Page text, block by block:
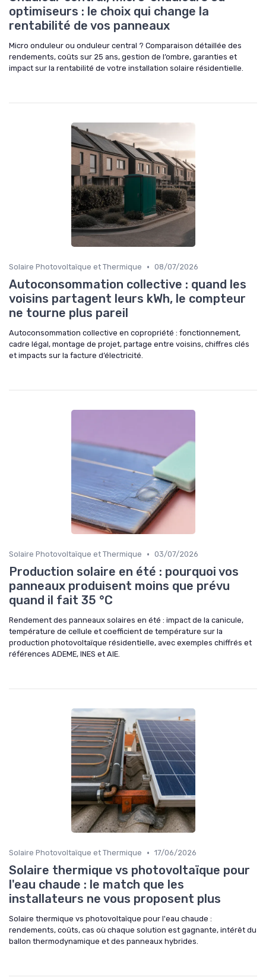
optimiseurs : le choix qui change la
rentabilité de vos panneaux
Micro onduleur ou onduleur central ? Comparaison détaillée des
rendements, coûts sur 25 ans, gestion de l’ombre, garanties et
impact sur la rentabilité de votre installation solaire résidentielle.
Solaire Photovoltaïque et Thermique • 08/07/2026
Autoconsommation collective : quand les
voisins partagent leurs kWh, le compteur
ne tourne plus pareil
Autoconsommation collective en copropriété : fonctionnement,
cadre légal, montage de projet, partage entre voisins, chiffres clés
et impacts sur la facture d’électricité.
Solaire Photovoltaïque et Thermique • 03/07/2026
Production solaire en été : pourquoi vos
panneaux produisent moins que prévu
quand il fait 35 °C
Rendement des panneaux solaires en été : impact de la canicule,
température de cellule et coefficient de température sur la
production photovoltaïque résidentielle, avec exemples chiffrés et
références ADEME, INES et AIE.
Solaire Photovoltaïque et Thermique • 17/06/2026
Solaire thermique vs photovoltaïque pour
l'eau chaude : le match que les
installateurs ne vous proposent plus
Solaire thermique vs photovoltaïque pour l'eau chaude :
rendements, coûts, cas où chaque solution est gagnante, intérêt du
ballon thermodynamique et des panneaux hybrides.